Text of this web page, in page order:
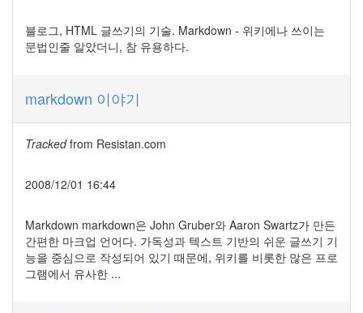
블로그, HTML 글쓰기의 기술. Markdown - 위키에나 쓰이는
문법인줄 알았더니, 참 유용하다.
markdown 이야기
Trackedfrom Resistan.com
2008/12/01 16:44
Markdown markdown은 John Gruber와 Aaron Swartz가 만든
간편한 마크업 언어다. 가독성과 텍스트 기반의 쉬운 글쓰기 기
능을 중심으로 작성되어 있기 때문에, 위키를 비롯한 많은 프로
그램에서 유사한 ...